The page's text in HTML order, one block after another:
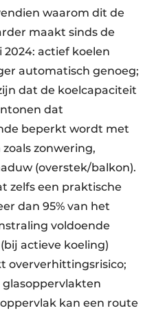
waarom dit de
maakt sinds de
2024: actief koelen
automatisch genoeg;
dat de koelcapaciteit
dat
beperkt wordt met
zonwering,
(overstek/balkon).
zelfs een prak­tische
dan 95% van het
voldoende
actieve koeling)
oververhittingsrisico;
kan een route